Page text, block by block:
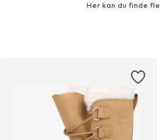
Her kan du finde